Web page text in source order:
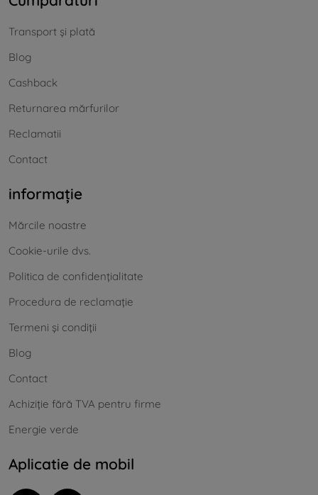
Transport și plată
Blog
Cashback
Returnarea mărfurilor
Reclamatii
Contact
informație
Mărcile noastre
Cookie-urile dvs.
Politica de confidențialitate
Procedura de reclamație
Termeni și condiții
Blog
Contact
Achiziție fără TVA pentru firme
Energie verde
Aplicatie de mobil